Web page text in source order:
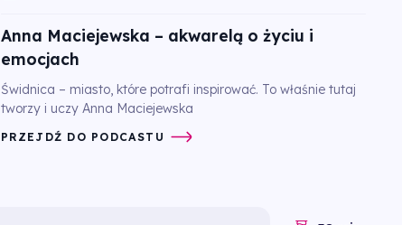
Anna Maciejewska – akwarelą o życiu i
emocjach
Świdnica – miasto, które potrafi inspirować. To właśnie tutaj
tworzy i uczy Anna Maciejewska
PRZEJDŹ DO PODCASTU